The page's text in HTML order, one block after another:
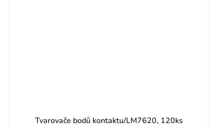
Tvarovače bodů kontaktu/LM7620, 120ks